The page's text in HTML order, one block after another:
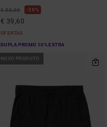
€ 55,00 28%
€ 39,60
OFERTAS
DUPLA PROMO 10% EXTRA
NOVO PRODUTO